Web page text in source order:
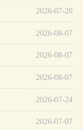
2026-07-20
2026-08-07
2026-08-07
2026-08-07
2026-07-24
2026-07-07